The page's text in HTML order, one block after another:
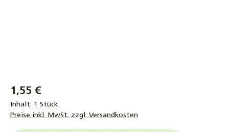
1,55 €
Inhalt: 1 Stück
Preise inkl. MwSt. zzgl. Versandkosten